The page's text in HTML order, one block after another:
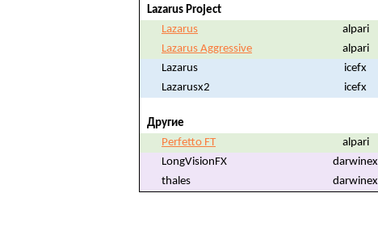
Lazarus Project
Lazarus
alpari
Lazarus Aggressive
alpari
Lazarus
icefx
Lazarusx2
icefx
Другие
Perfetto FT
alpari
LongVisionFX
darwinex
thales
darwinex